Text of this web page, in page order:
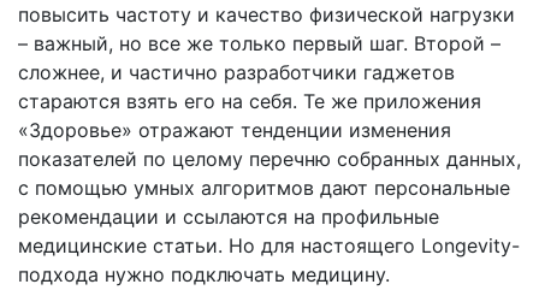
повысить частоту и качество физической нагрузки
– важный, но все же только первый шаг. Второй –
сложнее, и частично разработчики гаджетов
стараются взять его на себя. Те же приложения
«Здоровье» отражают тенденции изменения
показателей по целому перечню собранных данных,
с помощью умных алгоритмов дают персональные
рекомендации и ссылаются на профильные
медицинские статьи. Но для настоящего Longevity-
подхода нужно подключать медицину.